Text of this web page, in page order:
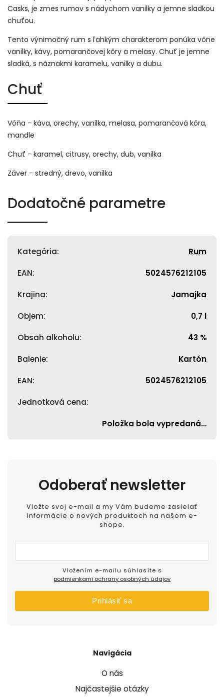
Casks, je zmes rumov s nádychom vanilky a jemne sladkou
chuťou.
Tento výnimočný rum s ľahkým charakterom ponúka vône
vanilky, kávy, pomarančovej kôry a melasy. Chuť je jemne
sladká, s náznakmi karamelu, vanilky a dubu.
Chuť
Vôňa - káva, orechy, vanilka, melasa, pomarančová kôra,
mandle
Chuť - karamel, citrusy, orechy, dub, vanilka
Záver - stredný, drevo, vanilka
Dodatočné parametre
Kategória: Rum
EAN: 5024576212105
Krajina: Jamajka
Objem: 0,7 l
Obsah alkoholu: 43 %
Balenie: Kartón
EAN: 5024576212105
Jednotková cena:
Položka bola vypredaná…
Navigácia
O nás
Najčastejšie otázky
Odoberať newsletter
Vložte svoj e-mail a my Vám budeme zasielať
informácie o nových produktoch na našom e-
shope.
podmienkami ochrany osobných údajov
Prihlásiť sa